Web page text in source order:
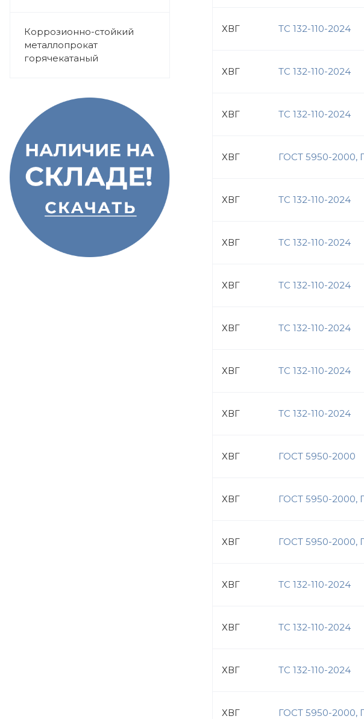
Коррозионно-стойкий
металлопрокат
горячекатаный
ХВГ ТС 132-110-2024
ХВГ ТС 132-110-2024
ХВГ ТС 132-110-2024
ХВГ ГОСТ 5950-2000,
ХВГ ТС 132-110-2024
ХВГ ТС 132-110-2024
ХВГ ТС 132-110-2024
ХВГ ТС 132-110-2024
ХВГ ТС 132-110-2024
ХВГ ТС 132-110-2024
ХВГ ГОСТ 5950-2000
ХВГ ГОСТ 5950-2000,
ХВГ ГОСТ 5950-2000,
ХВГ ТС 132-110-2024
ХВГ ТС 132-110-2024
ХВГ ТС 132-110-2024
ХВГ ГОСТ 5950-2000,